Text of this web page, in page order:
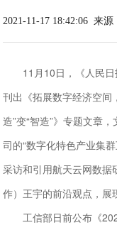
2021-11-17 18:42:06 来源
11月10日，《人民
刊出《拓展数字经济空间
造”变“智造”》专题文章
司的“数字化特色产业集
采访和引用航天云网数
作）王宇的前沿观点，展
工信部日前公布《